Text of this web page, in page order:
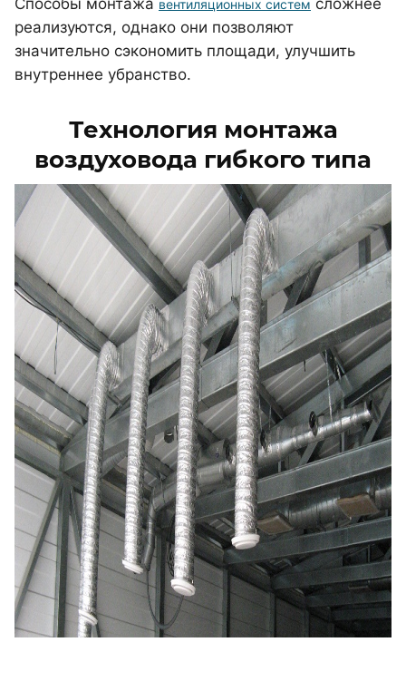
Способы монтажа вентиляционных систем сложнее
реализуются, однако они позволяют
значительно сэкономить площади, улучшить
внутреннее убранство.
Технология монтажа
воздуховода гибкого типа